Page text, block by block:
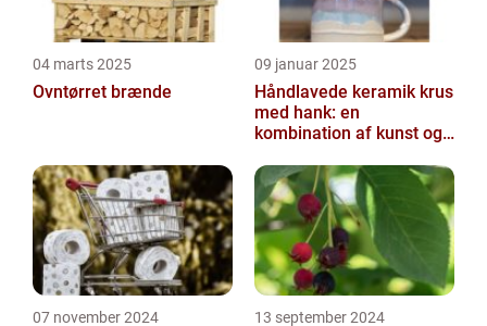
04 marts 2025
Ovntørret brænde
09 januar 2025
Håndlavede keramik krus
med hank: en
kombination af kunst og
07 november 2024 13 september 2024